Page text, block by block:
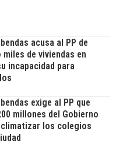
acusa al PP de
de viviendas en
incapacidad para
exige al PP que
millones del Gobierno
climatizar los colegios